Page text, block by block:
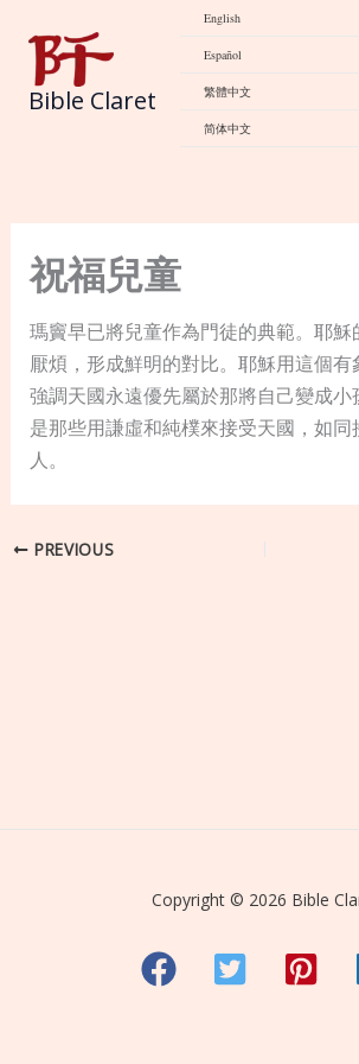
content
Bible Claret
English
Español
繁體中文
简体中文
祝福兒童
瑪竇早已將兒童作為門徒的典範。耶穌
厭煩，形成鮮明的對比。耶穌用這個有
強調天國永遠優先屬於那將自己變成小
是那些用謙虛和純樸來接受天國，如同
人。
PREVIOUS
Copyright © 2026 Bible